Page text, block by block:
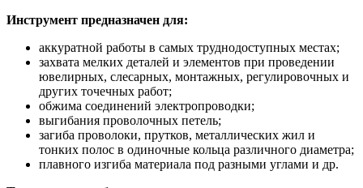
Инструмент предназначен для:
аккуратной работы в самых труднодоступных местах;
захвата мелких деталей и элементов при проведении
ювелирных, слесарных, монтажных, регулировочных и
других точечных работ;
обжима соединений электропроводки;
выгибания проволочных петель;
загиба проволоки, прутков, металлических жил и
тонких полос в одиночные кольца различного диаметра;
плавного изгиба материала под разными углами и др.